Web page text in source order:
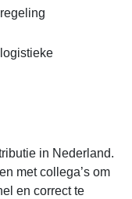
in Nederland.
met collega’s om
en correct te